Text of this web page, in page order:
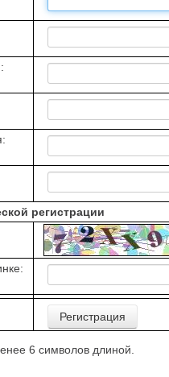
регистрации
6 символов длиной.